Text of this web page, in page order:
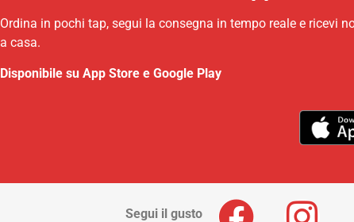
Ordina in pochi tap, segui la consegna in tempo reale e ricevi
a casa.
Disponibile su App Store e Google Play
Segui il gusto